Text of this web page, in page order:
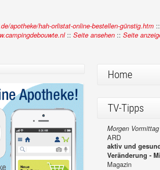
apotheke/hah-orlistat-online-bestellen-günstig.htm ::
:: Seite ansehen :: Seite
Home
TV-Tipps
Morgen
ARD
aktiv und
Veränderung -
Magazin